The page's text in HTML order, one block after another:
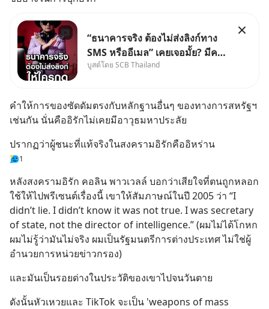
“ธนาคารจริง ต้องไม่ส่งลิงก์ทาง
SMS หรืออีเมล” เคยเจอมั้ย? มีคน
อ้างว่าโทรจากธนาคาร บอกว่า
หรือสแกนคิวอาร์โค้ดทันที มาฟัง
“ป้าเก๋าเล่ากลโกง” เพื่อรู้ทันมุก
หลอกลวงในคราบ
บูสต์โดย SCB Thailand
คำให้การของซัดดัมตรงกับหลักฐานอื่นๆ ของทางการสหรัฐฯ
เช่นกัน นั่นคืออิรักไม่เคยมีอาวุธมหาประลัย
ปรากฏว่าผู้ชนะที่แท้จริงในสงครามอิรักคืออิหร่าน
1
หลังสงครามอิรัก คอลิน พาวเวลล์ บอกว่าเสียใจที่ตนถูกหลอก
ใช้ให้ไปพรีเซนต์เรื่องนี้ เขาให้สัมภาษณ์ในปี 2005 ว่า “I
didn’t lie. I didn’t know it was not true. I was secretary
of state, not the director of intelligence.” (ผมไม่ได้โกหก
ผมไม่รู้ว่ามันไม่จริง ผมเป็นรัฐมนตรีการต่างประเทศ ไม่ใช่ผู้
อำนวยการหน่วยข่าวกรอง)
และมันเป็นรอยด่างในประวัติของเขาไปจนวันตาย
ดังนั้นหัวเหวยและ TikTok จะเป็น 'weapons of mass